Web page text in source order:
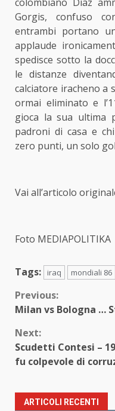
Gorgis, confuso
entrambi portano
applaude
spedisce sotto la
le distanze
calciatore iracheno a
ormai eliminato e
gioca la sua ultima
padroni di casa e
zero punti, un solo
Vai all’articolo
Foto MEDIAPOLITIKA
Tags: iraq mondiali 86
Continue
Reading
Previous:
Milan vs Bologna …
Next:
Scudetti Contesi –
fu colpevole di
ARTICOLI RECENTI